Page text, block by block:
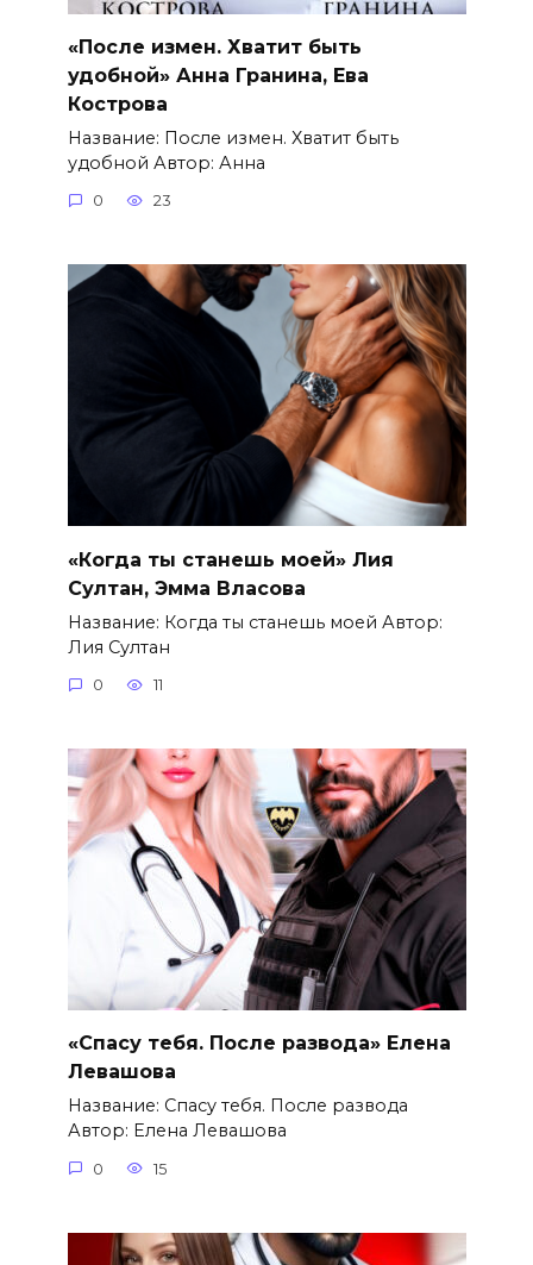
«После измен. Хватит быть
удобной» Анна Гранина, Ева
Кострова
Название: После измен. Хватит быть
удобной Автор: Анна
0 23
«Когда ты станешь моей» Лия
Султан, Эмма Власова
Название: Когда ты станешь моей Автор:
Лия Султан
0 11
«Спасу тебя. После развода» Елена
Левашова
Название: Спасу тебя. После развода
Автор: Елена Левашова
0 15